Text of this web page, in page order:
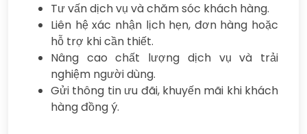
Tư vấn dịch vụ và chăm sóc khách hàng.
Liên hệ xác nhận lịch hẹn, đơn hàng hoặc
hỗ trợ khi cần thiết.
Nâng cao chất lượng dịch vụ và trải
nghiệm người dùng.
Gửi thông tin ưu đãi, khuyến mãi khi khách
hàng đồng ý.